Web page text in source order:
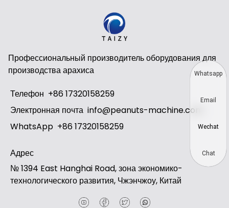
Профессиональный производитель оборудования для
производства арахиса
Телефон +86 17320158259
Электронная почта info@peanuts-machine.com
WhatsApp +86 17320158259
Адрес
№ 1394 East Hanghai Road, зона экономико-
технологического развития, Чжэнчжоу, Китай
Whatsapp
Email
Wechat
Chat